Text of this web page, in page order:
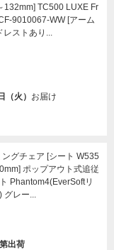
132mm] TC500 LUXE Fr
9010067-WW [アーム
レストあり...
火） お届け
グチェア [シート W535
ポップアウト式追従
Phantom4(EverSoftリ
グレー...
出荷